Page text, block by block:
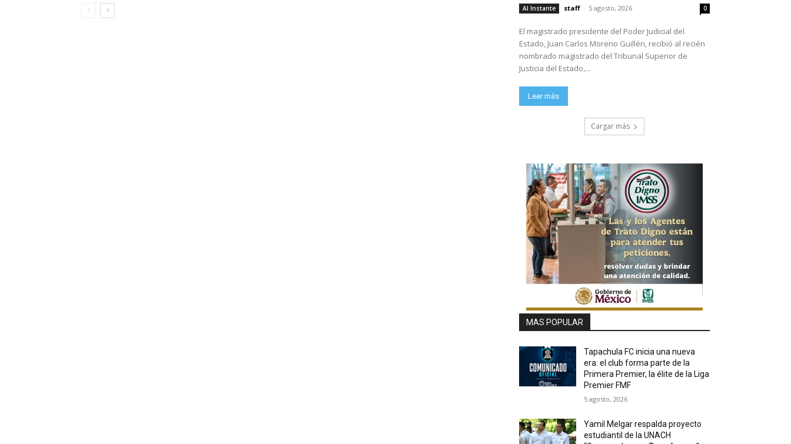
Al Instante staff - 5 agosto, 2026 0
El magistrado presidente del Poder Judicial del
Estado, Juan Carlos Moreno Guillén, recibió al recién
nombrado magistrado del Tribunal Superior de
Justicia del Estado,...
Leer más
Cargar más
MAS POPULAR
Tapachula FC inicia una nueva
era: el club forma parte de la
Primera Premier, la élite de la Liga
Premier FMF
5 agosto, 2026
Yamil Melgar respalda proyecto
estudiantil de la UNACH